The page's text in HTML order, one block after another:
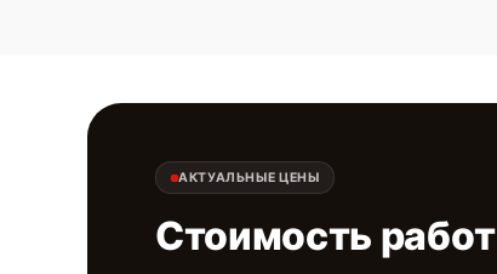
АКТУАЛЬНЫЕ ЦЕНЫ
Стоимость работ